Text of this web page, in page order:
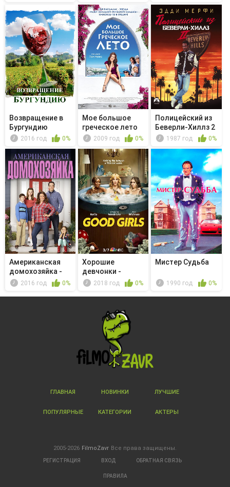
Возвращение в
Бургундию
2016 год 0%
Мое большое
греческое лето
2009 год 0%
Полицейский из
Беверли-Хиллз 2
1987 год 0%
Американская
домохозяйка -
Family Sec...
2016 год 0%
Хорошие
девчонки -
Special Sauce
2018 год 0%
Мистер Судьба
1990 год 0%
ГЛАВНАЯ НОВИНКИ ЛУЧШИЕ
ПОПУЛЯРНЫЕ КАТЕГОРИИ АКТЕРЫ
2005-2026 FilmoZavr Все права защищены.
РЕГИСТРАЦИЯ ВХОД ОБРАТНАЯ СВЯЗЬ
ПРАВИЛА